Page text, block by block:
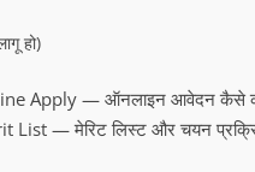
हो)
Apply — ऑनलाइन आवेदन कैसे
— मेरिट लिस्ट और चयन